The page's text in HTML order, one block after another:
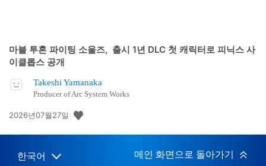
마블 투혼 파이팅 소울즈, 출시 1년 DLC 첫 캐릭터로 피닉스 사
이클롭스 공개
Takeshi Yamanaka
Producer of Arc System Works
공
일:
2026년07월27일
Select
Current
한국어 메인 화면으로 돌아가기